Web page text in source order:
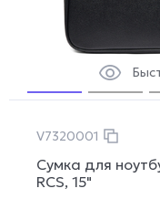
V7320001
Сумка для
RCS, 15"